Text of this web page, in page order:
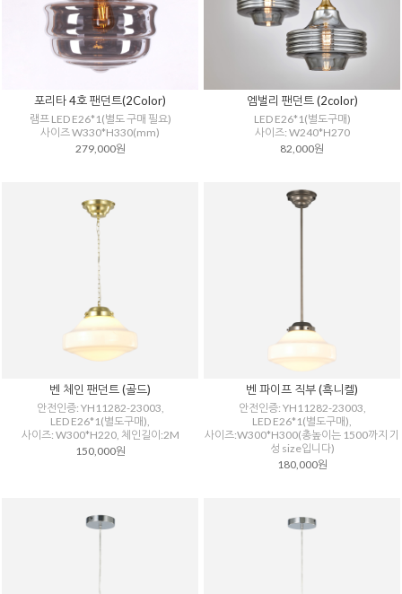
포리타 4호 팬던트(2Color)
램프 LED E26*1(별도 구매 필요)
사이즈 W330*H330(mm)
279,000원
엠벌리 팬던트 (2color)
LED E26*1(별도구매)
사이즈: W240*H270
82,000원
벤 체인 팬던트 (골드)
안전인증: YH11282-23003,
LED E26*1(별도구매),
사이즈: W300*H220, 체인길이:2M
150,000원
벤 파이프 직부 (흑니켈)
안전인증: YH11282-23003,
LED E26*1(별도구매),
사이즈:W300*H300(총높이는 1500까지 기
성 size입니다)
180,000원